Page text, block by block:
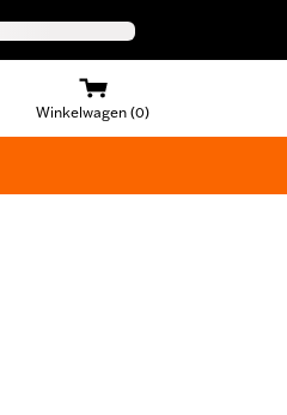
Winkelwagen (0)